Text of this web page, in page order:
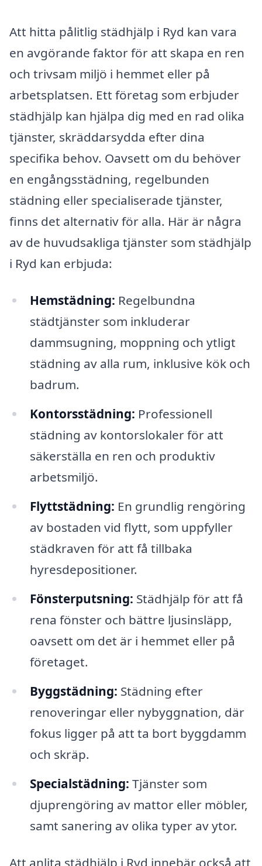
Att hitta pålitlig städhjälp i Ryd kan vara
en avgörande faktor för att skapa en ren
och trivsam miljö i hemmet eller på
arbetsplatsen. Ett företag som erbjuder
städhjälp kan hjälpa dig med en rad olika
tjänster, skräddarsydda efter dina
specifika behov. Oavsett om du behöver
en engångsstädning, regelbunden
städning eller specialiserade tjänster,
finns det alternativ för alla. Här är några
av de huvudsakliga tjänster som städhjälp
i Ryd kan erbjuda:
Hemstädning: Regelbundna
städtjänster som inkluderar
dammsugning, moppning och ytligt
städning av alla rum, inklusive kök och
badrum.
Kontorsstädning: Professionell
städning av kontorslokaler för att
säkerställa en ren och produktiv
arbetsmiljö.
Flyttstädning: En grundlig rengöring
av bostaden vid flytt, som uppfyller
städkraven för att få tillbaka
hyresdepositioner.
Fönsterputsning: Städhjälp för att få
rena fönster och bättre ljusinsläpp,
oavsett om det är i hemmet eller på
företaget.
Byggstädning: Städning efter
renoveringar eller nybyggnation, där
fokus ligger på att ta bort byggdamm
och skräp.
Specialstädning: Tjänster som
djuprengöring av mattor eller möbler,
samt sanering av olika typer av ytor.
Att anlita städhjälp i Ryd innebär också att